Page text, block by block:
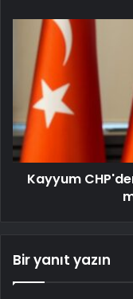
Kayyum
Bir yanıt yazın